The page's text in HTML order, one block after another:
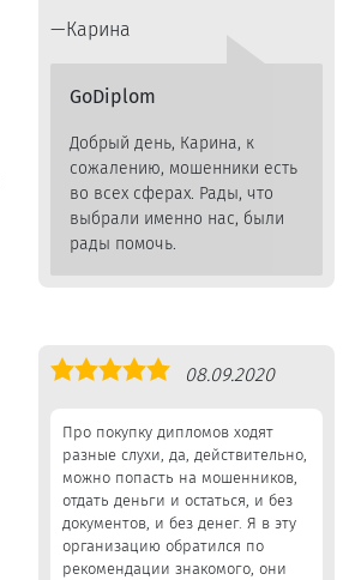
Карина
GoDiplom
Добрый день, Карина, к
сожалению, мошенники есть
во всех сферах. Рады, что
выбрали именно нас, были
рады помочь.
Оценка
08.09.2020
Про покупку дипломов ходят
разные слухи, да, действительно,
можно попасть на мошенников,
отдать деньги и остаться, и без
документов, и без денег. Я в эту
организацию обратился по
рекомендации знакомого, они